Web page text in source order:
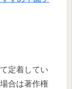
定着してい
合は著作権